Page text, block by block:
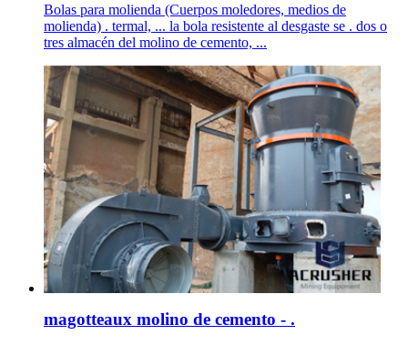
Bolas para molienda (Cuerpos moledores, medios de
molienda) . termal, ... la bola resistente al desgaste se . dos o
tres almacén del molino de cemento, ...
magotteaux molino de cemento - .